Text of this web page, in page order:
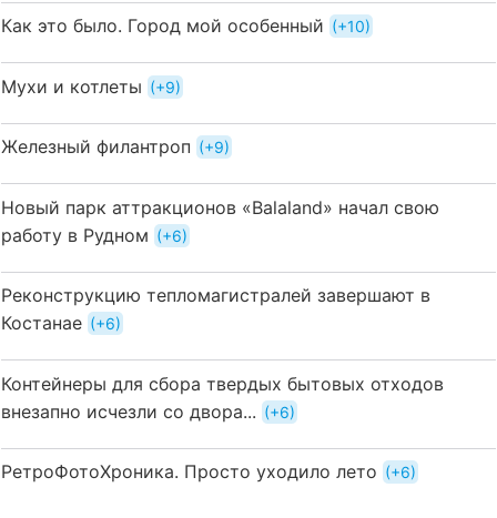
Как это было. Город мой особенный +10
Мухи и котлеты +9
Железный филантроп +9
Новый парк аттракционов «Balaland» начал свою
работу в Рудном
+6
Реконструкцию тепломагистралей завершают в
Костанае
+6
Контейнеры для сбора твердых бытовых отходов
внезапно исчезли со двора...
+6
РетроФотоХроника. Просто уходило лето +6